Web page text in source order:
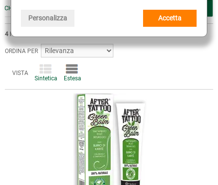
Personalizza Accetta
4 PRODOTTI
ORDINA PER
VISTA
Sintetica Estesa